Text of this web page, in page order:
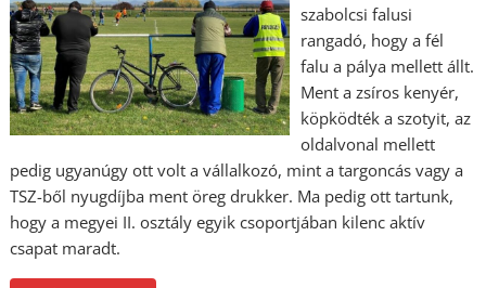
szabolcsi falusi
rangadó, hogy a fél
falu a pálya mellett állt.
Ment a zsíros kenyér,
köpködték a szotyit, az
oldalvonal mellett
pedig ugyanúgy ott volt a vállalkozó, mint a targoncás vagy a
TSZ-ből nyugdíjba ment öreg drukker. Ma pedig ott tartunk,
hogy a megyei II. osztály egyik csoportjában kilenc aktív
csapat maradt.